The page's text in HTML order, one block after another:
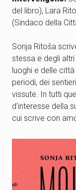
del libro), Lara
(Sindaco della
Sonja Ritoša
stessa e degli
luoghi e delle
periodi, dei
vissute. In tutti
d’interesse della
cui scrive con